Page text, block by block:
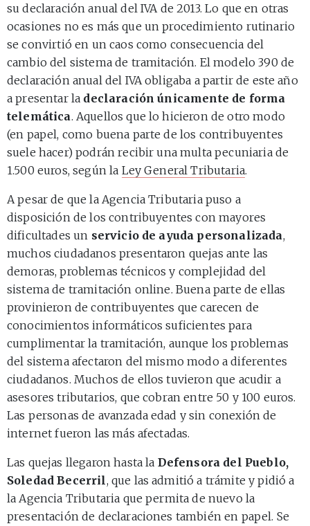
su declaración anual del IVA de 2013. Lo que en otras
ocasiones no es más que un procedimiento rutinario
se convirtió en un caos como consecuencia del
cambio del sistema de tramitación. El modelo 390 de
declaración anual del IVA obligaba a partir de este año
a presentar la declaración únicamente de forma
telemática. Aquellos que lo hicieron de otro modo
(en papel, como buena parte de los contribuyentes
suele hacer) podrán recibir una multa pecuniaria de
1.500 euros, según la Ley General Tributaria.
A pesar de que la Agencia Tributaria puso a
disposición de los contribuyentes con mayores
dificultades un servicio de ayuda personalizada,
muchos ciudadanos presentaron quejas ante las
demoras, problemas técnicos y complejidad del
sistema de tramitación online. Buena parte de ellas
provinieron de contribuyentes que carecen de
conocimientos informáticos suficientes para
cumplimentar la tramitación, aunque los problemas
del sistema afectaron del mismo modo a diferentes
ciudadanos. Muchos de ellos tuvieron que acudir a
asesores tributarios, que cobran entre 50 y 100 euros.
Las personas de avanzada edad y sin conexión de
internet fueron las más afectadas.
Las quejas llegaron hasta la Defensora del Pueblo,
Soledad Becerril, que las admitió a trámite y pidió a
la Agencia Tributaria que permita de nuevo la
presentación de declaraciones también en papel. Se